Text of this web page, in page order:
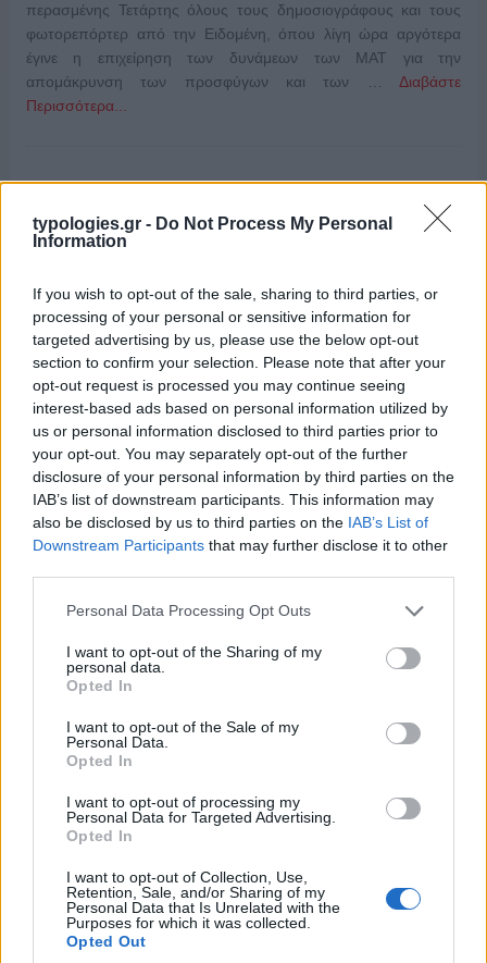
typologies.gr - Do Not Process My Personal
Information
If you wish to opt-out of the sale, sharing to third parties, or
processing of your personal or sensitive information for
targeted advertising by us, please use the below opt-out
section to confirm your selection. Please note that after your
opt-out request is processed you may continue seeing
interest-based ads based on personal information utilized by
us or personal information disclosed to third parties prior to
your opt-out. You may separately opt-out of the further
disclosure of your personal information by third parties on the
IAB’s list of downstream participants. This information may
also be disclosed by us to third parties on the IAB’s List of
Downstream Participants that may further disclose it to other
Please note that this website/app uses one or more Google
not limited to your visit or usage behaviour. You may click to
grant or deny consent to Google and its third-party tags to
use your data for below specified purposes in below Google
consent section.
Personal Data Processing Opt Outs
I want to opt-out of the Sharing of my
personal data.
Opted In
I want to opt-out of the Sale of my
Personal Data.
Opted In
I want to opt-out of processing my
Personal Data for Targeted Advertising.
Opted In
I want to opt-out of Collection, Use,
Retention, Sale, and/or Sharing of my
Personal Data that Is Unrelated with the
Purposes for which it was collected.
Opted Out
περασμένης Τετάρτης όλους τους δημοσιογράφους και τους
φωτορεπόρτερ από την Ειδομένη, όπου λίγη ώρα αργότερα
έγινε η επιχείρηση των δυνάμεων των ΜΑΤ για την
απομάκρυνση των προσφύγων και των …Διαβάστε
Περισσότερα...
ΕΠΙΣΗΜΑΣΜΕΝΟ ΜΕ:
ΕΣΗΕΑ: Το δικαίωμα στην ενημέρωση
είναι αδιαπραγμάτευτο
12/12/2015
μετατρέψει τον πόλεμό τους κατά της διαπλοκής σε επίθεση
εναντίον των δημοσιογράφων με προφανή στόχο τη
χειραγώγηση της ελευθεροτυπίας. Μετά τον αποκλεισμό
δημοσιογράφων στην Ειδομένη και την αναίτια προσαγωγή